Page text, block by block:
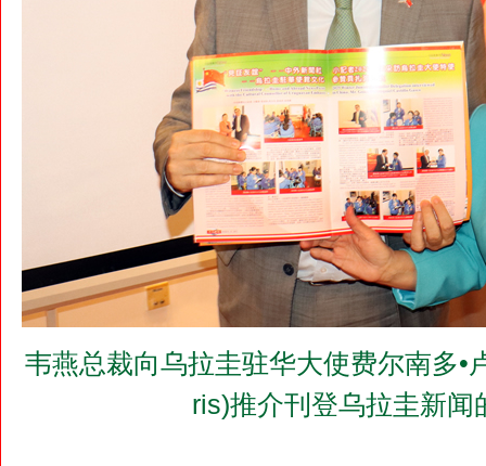
韦燕总裁向乌拉圭驻华大使费尔南多
ris)推介刊登乌拉圭新闻